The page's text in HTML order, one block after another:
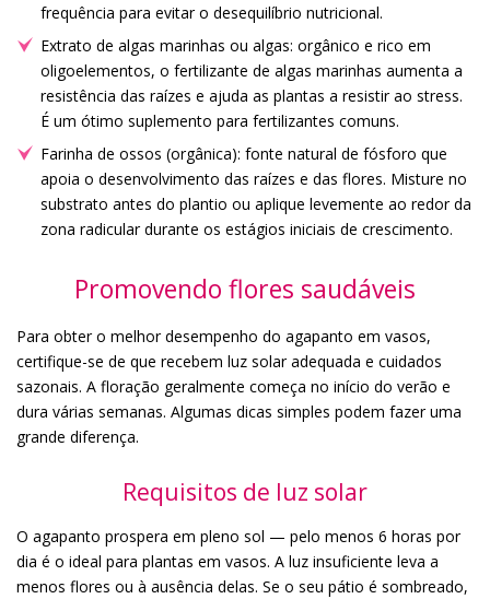
frequência para evitar o desequilíbrio nutricional.
Extrato de algas marinhas ou algas: orgânico e rico em
oligoelementos, o fertilizante de algas marinhas aumenta a
resistência das raízes e ajuda as plantas a resistir ao stress.
É um ótimo suplemento para fertilizantes comuns.
Farinha de ossos (orgânica): fonte natural de fósforo que
apoia o desenvolvimento das raízes e das flores. Misture no
substrato antes do plantio ou aplique levemente ao redor da
zona radicular durante os estágios iniciais de crescimento.
Promovendo flores saudáveis
Para obter o melhor desempenho do agapanto em vasos,
certifique-se de que recebem luz solar adequada e cuidados
sazonais. A floração geralmente começa no início do verão e
dura várias semanas. Algumas dicas simples podem fazer uma
grande diferença.
Requisitos de luz solar
O agapanto prospera em pleno sol — pelo menos 6 horas por
dia é o ideal para plantas em vasos. A luz insuficiente leva a
menos flores ou à ausência delas. Se o seu pátio é sombreado,